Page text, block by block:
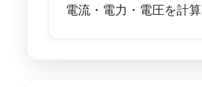
電流・電力・電圧を計算